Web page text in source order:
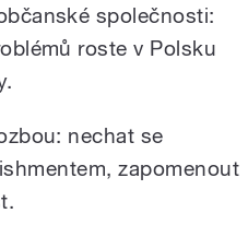
společnosti:
roste v Polsku
nechat se
zapomenout